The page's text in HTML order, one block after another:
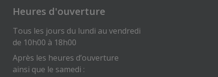
Heures d'ouverture
Tous les jours du lundi au vendredi
de 10h00 à 18h00
Après les heures d’ouverture
ainsi que le samedi :